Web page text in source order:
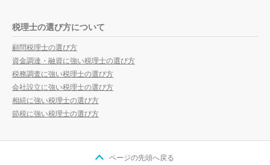
税理士の選び方について
顧問税理士の選び方
資金調達・融資に強い税理士の選び方
税務調査に強い税理士の選び方
会社設立に強い税理士の選び方
相続に強い税理士の選び方
節税に強い税理士の選び方
ページの先頭へ戻る